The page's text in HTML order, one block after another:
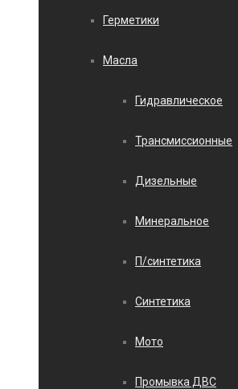
Герметики
Масла
Гидравлическое
Трансмиссионные
Дизельные
Минеральное
П/синтетика
Синтетика
Мото
Промывка ДВС